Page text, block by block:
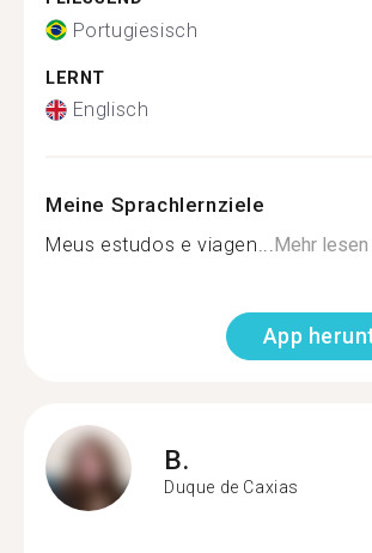
Portugiesisch
LERNT
Englisch
Meine Sprachlernziele
Meus estudos e viagen...Mehr lesen
App
B.
Duque de Caxias